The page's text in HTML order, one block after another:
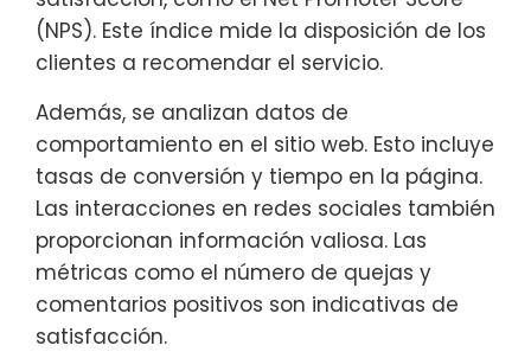
(NPS). Este índice mide la disposición de los
clientes a recomendar el servicio.
Además, se analizan datos de
comportamiento en el sitio web. Esto incluye
tasas de conversión y tiempo en la página.
Las interacciones en redes sociales también
proporcionan información valiosa. Las
métricas como el número de quejas y
comentarios positivos son indicativas de
satisfacción.